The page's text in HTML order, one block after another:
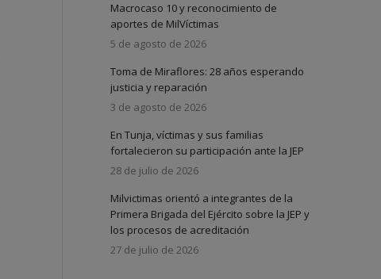
Macrocaso 10 y reconocimiento de
aportes de MilVíctimas
5 de agosto de 2026
Toma de Miraflores: 28 años esperando
justicia y reparación
3 de agosto de 2026
En Tunja, víctimas y sus familias
fortalecieron su participación ante la JEP
28 de julio de 2026
Milvictimas orientó a integrantes de la
Primera Brigada del Ejército sobre la JEP y
los procesos de acreditación
27 de julio de 2026